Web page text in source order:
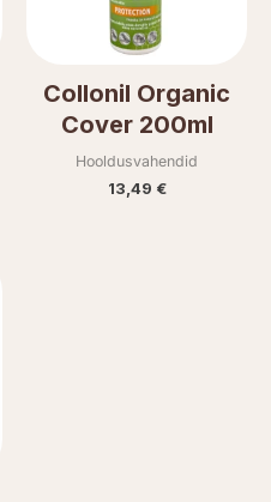
Collonil Organic
Cover 200ml
Hooldusvahendid
13,49 €